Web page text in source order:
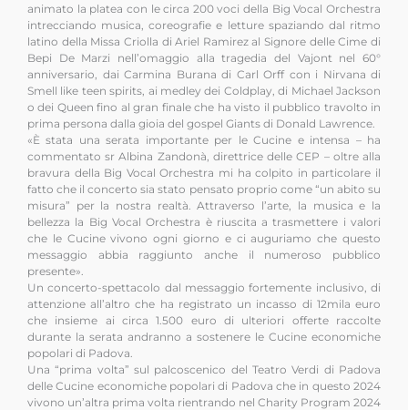
animato la platea con le circa 200 voci della Big Vocal Orchestra
intrecciando musica, coreografie e letture spaziando dal ritmo
latino della Missa Criolla di Ariel Ramirez al Signore delle Cime di
Bepi De Marzi nell’omaggio alla tragedia del Vajont nel 60°
anniversario, dai Carmina Burana di Carl Orff con i Nirvana di
Smell like teen spirits, ai medley dei Coldplay, di Michael Jackson
o dei Queen fino al gran finale che ha visto il pubblico travolto in
prima persona dalla gioia del gospel Giants di Donald Lawrence.
«È stata una serata importante per le Cucine e intensa – ha
commentato sr Albina Zandonà, direttrice delle CEP – oltre alla
bravura della Big Vocal Orchestra mi ha colpito in particolare il
fatto che il concerto sia stato pensato proprio come “un abito su
misura” per la nostra realtà. Attraverso l’arte, la musica e la
bellezza la Big Vocal Orchestra è riuscita a trasmettere i valori
che le Cucine vivono ogni giorno e ci auguriamo che questo
messaggio abbia raggiunto anche il numeroso pubblico
presente».
Un concerto-spettacolo dal messaggio fortemente inclusivo, di
attenzione all’altro che ha registrato un incasso di 12mila euro
che insieme ai circa 1.500 euro di ulteriori offerte raccolte
durante la serata andranno a sostenere le Cucine economiche
popolari di Padova.
Una “prima volta” sul palcoscenico del Teatro Verdi di Padova
delle Cucine economiche popolari di Padova che in questo 2024
vivono un’altra prima volta rientrando nel Charity Program 2024